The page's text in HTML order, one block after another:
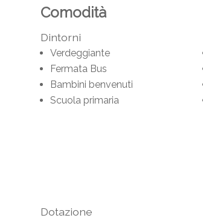
Comodità
Dintorni
Verdeggiante
Fermata Bus
Bambini benvenuti
Scuola primaria
Dotazione